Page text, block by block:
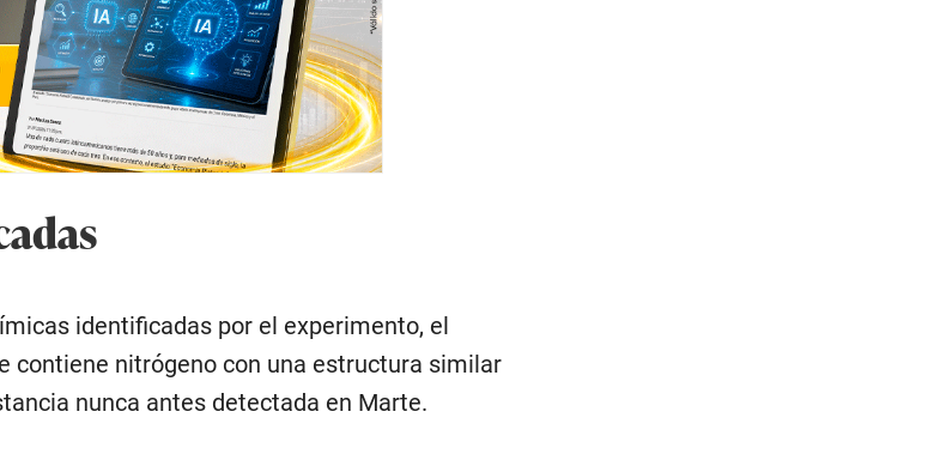
identificadas por el experimento, el
contiene nitrógeno con una estructura similar
nunca antes detectada en Marte.